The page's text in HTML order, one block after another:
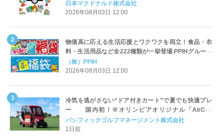
定登場
日本マクドナルド株式会社
2026年08月03日 12:00
物価高に応える生活応援とワクワクを両立！食品・衣
料・生活用品など全222種類が一挙登場 PPIHグループ
「夏福袋」＆セール 8月6日(木)より順次スタート
（株）PPIH
2026年08月03日 12:00
冷気を逃がさない“ドア付きカート”で夏でも快適プレ
ー 国内初！※オリンピアオリジナル「AirCon
Cart（エアコンカート）」導入 | ＰＧＭ
パシフィックゴルフマネージメント株式会社
1日前